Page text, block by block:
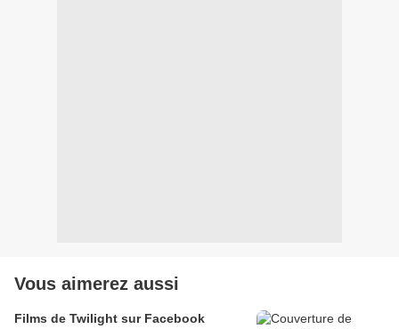
Vous aimerez aussi
Films de Twilight sur Facebook